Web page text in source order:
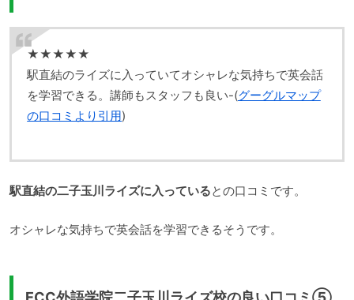
★★★★★
駅直結のライズに入っていてオシャレな気持ちで英会話
を学習できる。講師もスタッフも良い-(グーグルマップ
の口コミより引用)
駅直結の二子玉川ライズに入っているとの口コミです。
オシャレな気持ちで英会話を学習できるそうです。